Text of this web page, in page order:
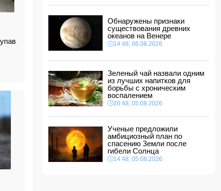
14:00, 06.08.2026
Прогноз погоды в Азербайджане на 7 августа
12:48, 06.08.2026
Глава МИД Украины выразил
соболезнования в связи с гибелью граждан
Азербайджана в Азовском и Чёрном морях
12:40, 06.08.2026
МЧС обратилось к гражданам,
направляющимся на пляжи в ветреную
погоду
В Баку в офисе обнаружено тело маклера
12:28, 06.08.2026
Обнаружены признаки
существования древних
океанов на Венере
14:48, 06.08.2026
Зеленый чай назвали одним
из лучших напитков для
борьбы с хроническим
воспалением
20:48, 05.08.2026
Ученые предложили
амбициозный план по
спасению Земли после
гибели Солнца
14:48, 05.08.2026